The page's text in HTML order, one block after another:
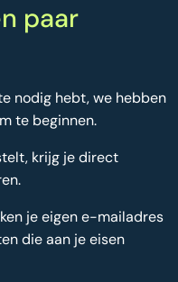
paar
nodig hebt, we hebben
te beginnen.
krijg je direct
je eigen e-mailadres
die aan je eisen